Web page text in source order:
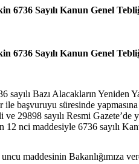
6736 Sayılı Kanun Genel
6736 Sayılı Kanun Genel
Bazı Alacakların Yeniden
başvuruyu süresinde
29898 sayılı Resmi
nci maddesiyle 6736 sayılı
maddesinin Bakanlığımıza